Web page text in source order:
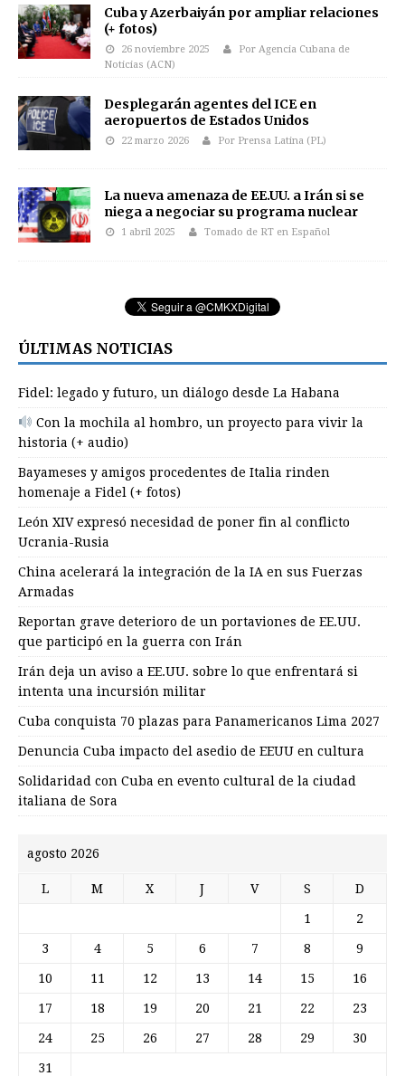
Cuba y Azerbaiyán por ampliar relaciones
(+ fotos)
26 noviembre 2025
Por Agencia Cubana de
Noticias (ACN)
Desplegarán agentes del ICE en
aeropuertos de Estados Unidos
22 marzo 2026 Por Prensa Latina (PL)
La nueva amenaza de EE.UU. a Irán si se
niega a negociar su programa nuclear
1 abril 2025 Tomado de RT en Español
ÚLTIMAS NOTICIAS
Fidel: legado y futuro, un diálogo desde La Habana
Con la mochila al hombro, un proyecto para vivir la
historia (+ audio)
Bayameses y amigos procedentes de Italia rinden
homenaje a Fidel (+ fotos)
León XIV expresó necesidad de poner fin al conflicto
Ucrania-Rusia
China acelerará la integración de la IA en sus Fuerzas
Armadas
Reportan grave deterioro de un portaviones de EE.UU.
que participó en la guerra con Irán
Irán deja un aviso a EE.UU. sobre lo que enfrentará si
intenta una incursión militar
Cuba conquista 70 plazas para Panamericanos Lima 2027
Denuncia Cuba impacto del asedio de EEUU en cultura
Solidaridad con Cuba en evento cultural de la ciudad
italiana de Sora
agosto 2026
L M X J V S D
1 2
3 4 5 6 7 8 9
10 11 12 13 14 15 16
17 18 19 20 21 22 23
24 25 26 27 28 29 30
31